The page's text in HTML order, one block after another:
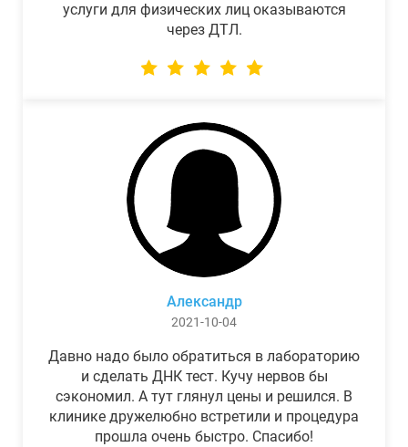
услуги для физических лиц оказываются
через ДТЛ.
Александр
2021-10-04
Давно надо было обратиться в лабораторию
и сделать ДНК тест. Кучу нервов бы
сэкономил. А тут глянул цены и решился. В
клинике дружелюбно встретили и процедура
прошла очень быстро. Спасибо!